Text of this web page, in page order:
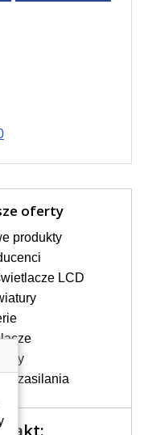
do wysyłki
oferty
produkty
LCD
zasilania